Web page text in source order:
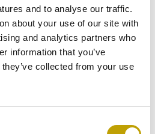
and to analyse our traffic.
about your use of our site with
and analytics partners who
information that you’ve
collected from your use
genuino e della Dieta
di oliva ne è l’alimento
come i polifenoli (antiossidanti
organismo, l’olio EVO